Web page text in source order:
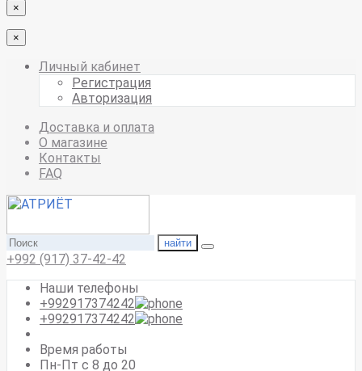
×
×
Личный кабинет
Регистрация
Авторизация
Доставка и оплата
О магазине
Контакты
FAQ
найти
+992 (917) 37-42-42
Наши телефоны
+992917374242
+992917374242
Время работы
Пн-Пт с 8 до 20